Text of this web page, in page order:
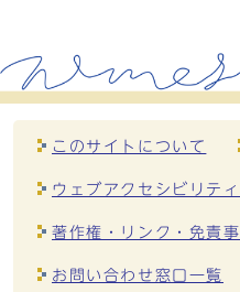
このサイトについて
ウェブアクセシビリテ
著作権・リンク・免責
お問い合わせ窓口一覧